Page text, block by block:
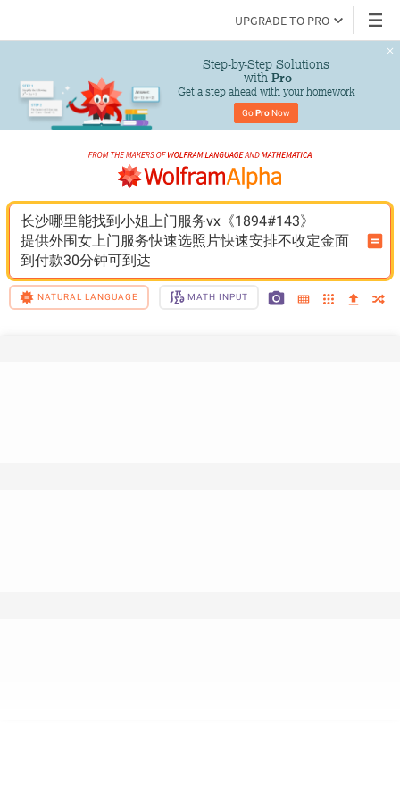
UPGRADE TO PRO
Step-by-Step Solutions
with Pro
Get a step ahead with your homework
Go Pro Now
长沙哪里能找到小姐上门服务vx《1894#143》
提供外围女上门服务快速选照片快速安排不收定金面
到付款30分钟可到达
NATURAL LANGUAGE MATH INPUT